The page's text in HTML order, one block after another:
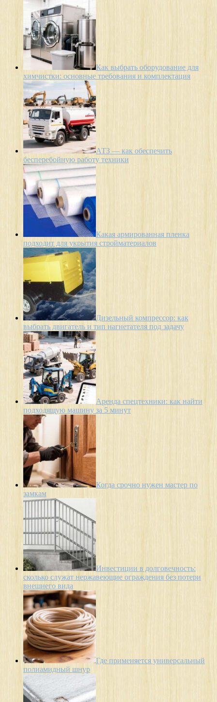
Как выбрать оборудование для
химчистки: основные требования и комплектация
АТЗ — как обеспечить
бесперебойную работу техники
Какая армированная пленка
подходит для укрытия стройматериалов
Дизельный компрессор: как
выбрать двигатель и тип нагнетателя под задачу
Аренда спецтехники: как найти
подходящую машину за 5 минут
Когда срочно нужен мастер по
замкам
Инвестиции в долговечность:
сколько служат нержавеющие ограждения без потери
внешнего вида
Где применяется универсальный
полиамидный шнур